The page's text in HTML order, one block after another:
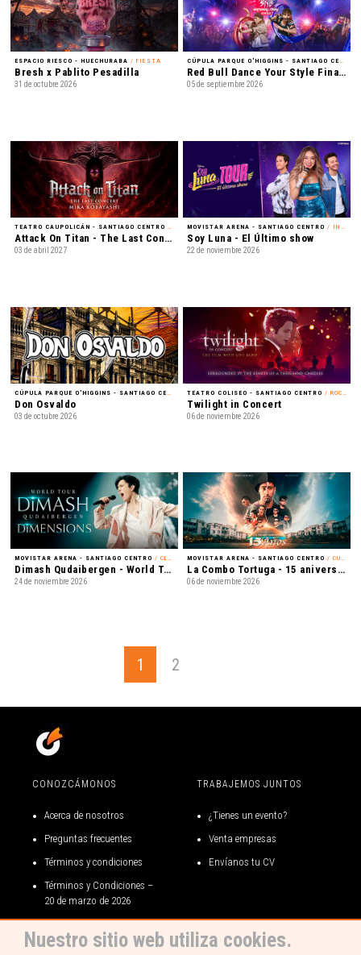
ESPACIO RIESCO - HUECHURABA / FIESTA
Bresh x Pablito Pesadilla
31 de octubre 2026
Red Bull Dance Your Style Final Nacional
05 de septiembre 2026
TEATRO CAUPOLICÁN - SANTIAGO CENTRO
Attack On Titan - The Last Concert
03 de abril 2027
MOVISTAR ARENA - SANTIAGO CENTRO / INFANTIL
Soy Luna - El Último show
22 de noviembre 2026
/ ROCK
Don Osvaldo
03 de octubre 2026
TEATRO COLISEO - SANTIAGO CENTRO / ROCK ALTERNATIVO
Twilight in Concert
06 de noviembre 2026
MOVISTAR ARENA - SANTIAGO CENTRO / CLASSICAL CROSSOVER
Dimash Qudaibergen - World Tour: Dimensions
24 de noviembre 2026
MOVISTAR ARENA - SANTIAGO CENTRO / CUMBIA
La Combo Tortuga - 15 aniversario
06 de noviembre 2026
1 2
Nuestro sitio web utiliza cookies.
CONOZCÁMONOS
Acerca de nosotros
Preguntas frecuentes
Términos y condiciones
Términos y Condiciones –
20 de marzo de 2026
Términos y condiciones gift
card
TRABAJEMOS JUNTOS
¿Tienes un evento?
Venta empresas
Envíanos tu CV